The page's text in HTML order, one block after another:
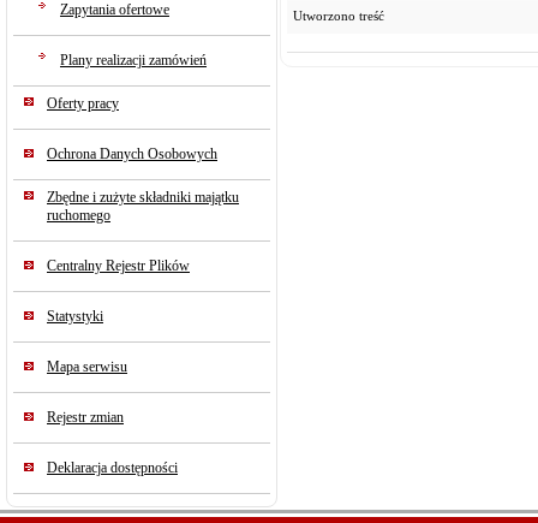
Zapytania ofertowe
Plany realizacji zamówień
Oferty pracy
Ochrona Danych Osobowych
Zbędne i zużyte składniki majątku
ruchomego
Centralny Rejestr Plików
Statystyki
Mapa serwisu
Rejestr zmian
Deklaracja dostępności
Utworzono treść